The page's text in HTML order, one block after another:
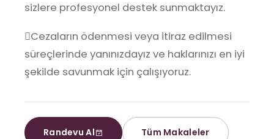
sizlere profesyonel destek sunmaktayız.
Cezaların ödenmesi veya itiraz edilmesi
süreçlerinde yanınızdayız ve haklarınızı en iyi
şekilde savunmak için çalışıyoruz.
Randevu Al Tüm Makaleler